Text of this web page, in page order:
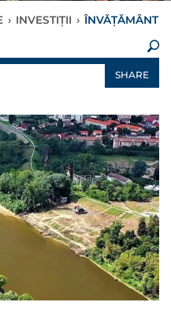
› INVESTIȚII › ÎNVĂȚĂMÂNT
×
SHARE